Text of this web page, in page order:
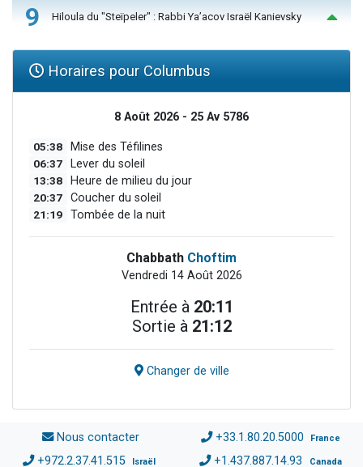
9 Hiloula du "Steïpeler" : Rabbi Ya’acov Israël Kanievsky
Horaires pour Columbus
8 Août 2026 - 25 Av 5786
05:38 Mise des Téfilines
06:37 Lever du soleil
13:38 Heure de milieu du jour
20:37 Coucher du soleil
21:19 Tombée de la nuit
Chabbath Choftim
Vendredi 14 Août 2026
Entrée à 20:11
Sortie à 21:12
Changer de ville
Nous contacter +33.1.80.20.5000 France
+972.2.37.41.515 Israël +1.437.887.14.93 Canada